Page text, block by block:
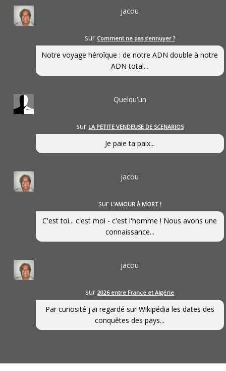
jacou
sur Comment ne pas s’ennuyer ?
Notre voyage héroîque : de notre ADN double à notre
ADN total...
Quelqu'un
sur LA PETITE VENDEUSE DE SCENARIOS
Je paie ta paix...
jacou
sur L’AMOUR À MORT !
C'est toi... c'est moi - c'est l'homme ! Nous avons une
connaissance...
jacou
sur2026 entre France et Algérie
Par curiosité j'ai regardé sur Wikipédia les dates des
conquêtes des pays...